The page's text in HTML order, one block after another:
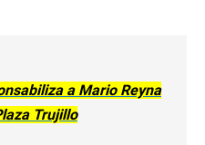
a Mario Reyna
Trujillo